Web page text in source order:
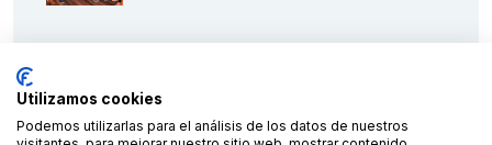
Utilizamos cookies
Podemos utilizarlas para el análisis de los datos de nuestros